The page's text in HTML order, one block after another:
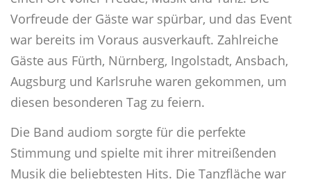
Vorfreude der Gäste war spürbar, und das Event
war bereits im Voraus ausverkauft. Zahlreiche
Gäste aus Fürth, Nürnberg, Ingolstadt, Ansbach,
Augsburg und Karlsruhe waren gekommen, um
diesen besonderen Tag zu feiern.
Die Band audiom sorgte für die perfekte
Stimmung und spielte mit ihrer mitreißenden
Musik die beliebtesten Hits. Die Tanzfläche war